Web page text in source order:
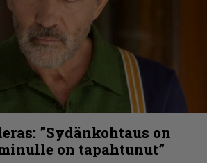
”Sydänkohtaus on
on tapahtunut”